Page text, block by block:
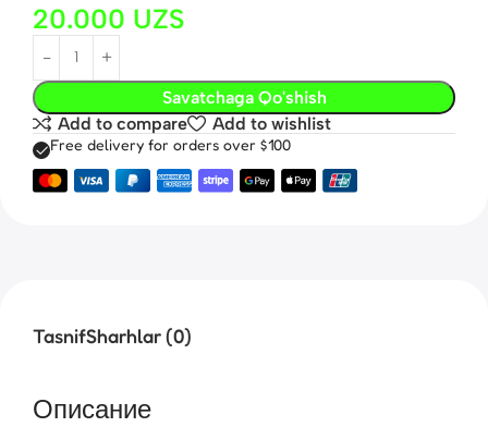
20.000 UZS
Savatchaga Qo'shish
Add to compare
Add to wishlist
Free delivery for orders over $100
TasnifSharhlar (0)
Описание